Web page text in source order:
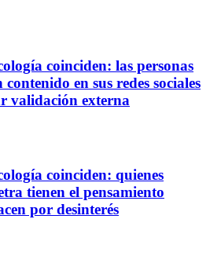
coinciden: las personas
en sus redes sociales
validación externa
coinciden: quienes
tienen el pensamiento
por desinterés